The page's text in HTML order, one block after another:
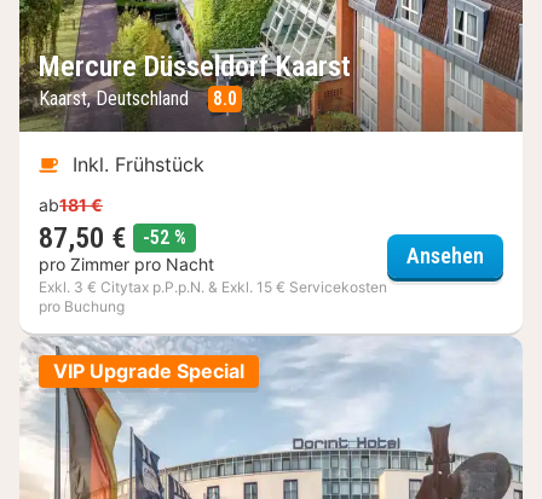
Mercure Düsseldorf Kaarst
Kaarst, Deutschland 8.0
Inkl. Frühstück
ab181 €
87,50 € -52 %
pro Zimmer pro Nacht
Exkl. 3 € Citytax p.P.p.N. & Exkl. 15 € Servicekosten
pro Buchung
Ansehen
VIP Upgrade Special